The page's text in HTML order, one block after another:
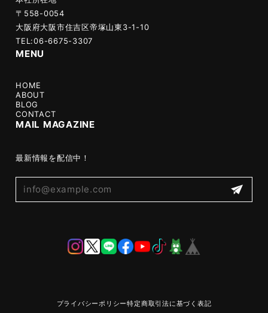
〒558-0054
大阪府大阪市住吉区帝塚山東3-1-10
TEL:06-6675-3307
MENU
HOME
ABOUT
BLOG
CONTACT
MAIL MAGAZINE
最新情報を配信中！
プライバシーポリシー特定商取引法に基づく表記